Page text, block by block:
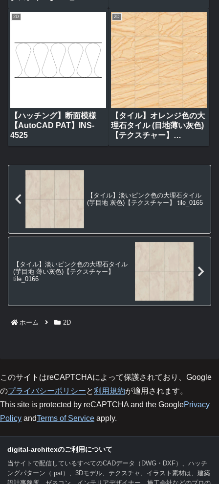
2D
【ハッチング】断面模様
【AutoCAD PAT】INS-
4525
2D
【タイル】オレンジ色の大
理石タイル (目地薄い灰色)
【テクスチャー】
tile_0314
【タイル】淡いピンク色の大理石タイル
(芋目地 灰色)【テクスチャー】 tile_0165
【タイル】淡いピンク色の大理石タイル
(芋目地 薄い灰色)【テクスチャー】
tile_0166
ホーム 2D
このサイトはreCAPTCHAによって保護されており、Google
のプライバシーポリシーと利用規約が適用されます。
This site is protected by reCAPTCHA and the GooglePrivacy
Policy andTerms of Service apply.
digital-architexのご利用について
当サイトで配信しているすべてのCADデータ（DWG・DXF）、ハッチ
ングパターン（.pat）、3Dモデル、テクスチャ、イラスト素材は、建築